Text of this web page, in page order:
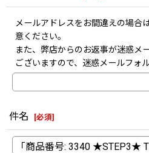
メールアドレスをお間違えの場合
意ください。
また、弊店からのお返事が迷惑メ
ございますので、迷惑メールフォ
件名 [必須]